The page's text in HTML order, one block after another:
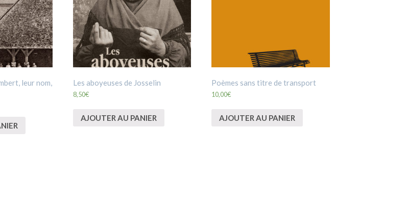
leur nom,
Les aboyeuses de Josselin
8,50€
AJOUTER AU PANIER
Poèmes sans titre de transport
10,00€
AJOUTER AU PANIER